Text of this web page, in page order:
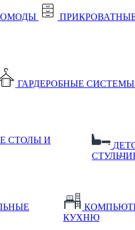
ГАРДЕРОБНЫЕ СИСТЕМЫ
СТОЛЫ И
КУХНЮ